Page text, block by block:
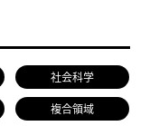
社会科学
複合領域